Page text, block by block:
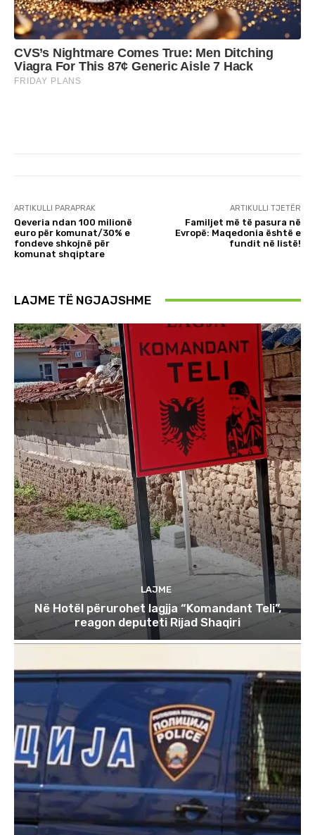
ARTIKULLI PARAPRAK
Qeveria ndan 100 milionë
euro për komunat/30% e
fondeve shkojnë për
komunat shqiptare
ARTIKULLI TJETËR
Familjet më të pasura në
Evropë: Maqedonia është e
fundit në listë!
LAJME TË NGJAJSHME
LAJME
Në Hotël përurohet lagjja “Komandant Teli”,
reagon deputeti Rijad Shaqiri